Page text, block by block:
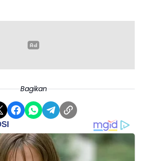
Pazeshkian menjanjikan bahwa ia tidak
sebagai arbitrer akhir dalam semua
Bagikan